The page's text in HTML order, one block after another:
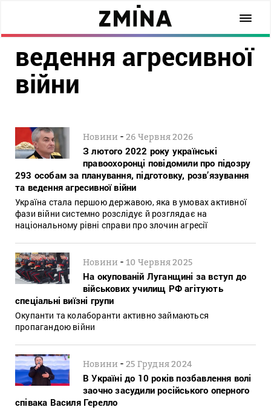
ведення агресивної
війни
Новини -26 Червня 2026
З лютого 2022 року українські
правоохоронці повідомили про підозру
293 особам за планування, підготовку, розв’язування
та ведення агресивної війни
Україна стала першою державою, яка в умовах активної
фази війни системно розслідує й розглядає на
національному рівні справи про злочин агресії
Новини -10 Червня 2025
На окупованій Луганщині за вступ до
військових училищ РФ агітують
спеціальні виїзні групи
Окупанти та колаборанти активно займаються
пропагандою війни
Новини -25 Грудня 2024
В Україні до 10 років позбавлення волі
заочно засудили російського оперного
співака Василя Герелло